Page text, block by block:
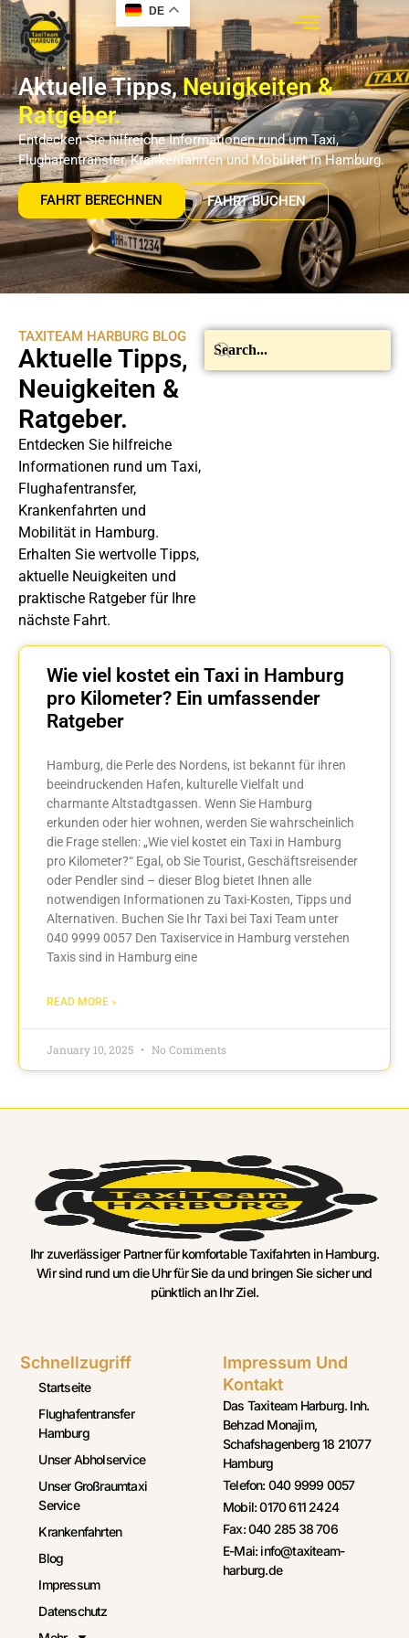
DE
Aktuelle Tipps,Neuigkeiten &
Ratgeber.
Entdecken Sie hilfreiche Informationen rund um Taxi,
Flughafentransfer, Krankenfahrten und Mobilität in Hamburg.
FAHRT BERECHNEN FAHRT BUCHEN
TAXITEAM HARBURG BLOG
Aktuelle Tipps,
Neuigkeiten &
Ratgeber.
Entdecken Sie hilfreiche
Informationen rund um Taxi,
Flughafentransfer,
Krankenfahrten und
Mobilität in Hamburg.
Erhalten Sie wertvolle Tipps,
aktuelle Neuigkeiten und
praktische Ratgeber für Ihre
nächste Fahrt.
Wie viel kostet ein Taxi in Hamburg
pro Kilometer? Ein umfassender
Ratgeber
Hamburg, die Perle des Nordens, ist bekannt für ihren
beeindruckenden Hafen, kulturelle Vielfalt und
charmante Altstadtgassen. Wenn Sie Hamburg
erkunden oder hier wohnen, werden Sie wahrscheinlich
die Frage stellen: „Wie viel kostet ein Taxi in Hamburg
pro Kilometer?“ Egal, ob Sie Tourist, Geschäftsreisender
oder Pendler sind – dieser Blog bietet Ihnen alle
notwendigen Informationen zu Taxi-Kosten, Tipps und
Alternativen. Buchen Sie Ihr Taxi bei Taxi Team unter
040 9999 0057 Den Taxiservice in Hamburg verstehen
Taxis sind in Hamburg eine
READ MORE »
January 10, 2025 No Comments
Ihr zuverlässiger Partner für komfortable Taxifahrten in Hamburg.
Wir sind rund um die Uhr für Sie da und bringen Sie sicher und
pünktlich an Ihr Ziel.
Schnellzugriff
Startseite
Flughafentransfer
Hamburg
Unser Abholservice
Unser Großraumtaxi
Service
Krankenfahrten
Blog
Impressum
Datenschutz
Impressum Und
Kontakt
Das Taxiteam Harburg. Inh.
Behzad Monajim,
Schafshagenberg 18 21077
Hamburg
Telefon: 040 9999 0057
Mobil: 0170 611 2424
Fax: 040 285 38 706
E-Mai: info@taxiteam-
harburg.de